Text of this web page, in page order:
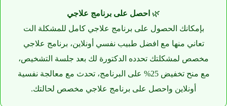
🌿 احصل على برنامج علاجي
بإمكانك الحصول على برنامج علاجي كامل للمشكلة الت
تعاني منها مع افضل طبيب نفسي أونلاين، برنامج علاجي
مخصص لمشكلتك تحدده الدكتورة لك بعد جلسة التشخيص،
مع منح تخفيض 25% على البرنامج، تحدث مع معالجة نفسية
أونلاين واحصل على برنامج علاجي مخصص لحالتك.